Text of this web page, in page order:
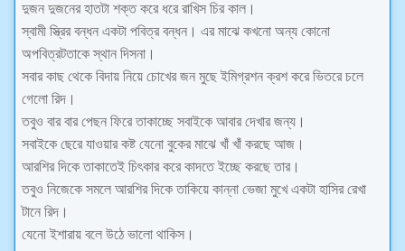
দুজন দুজনের হাতটা শক্ত করে ধরে রাখিস চির কাল।
স্বামী স্ত্রির বন্ধন একটা পবিত্র বন্ধন। এর মাঝে কখনো অন্য কোনো
অপবিত্রটতাকে স্থান দিসনা।
সবার কাছ থেকে বিদায় নিয়ে চোখের জন মুছে ইমিগ্রশন ক্রশ করে ভিতরে চলে
গেলো রিদ।
তবুও বার বার পেছন ফিরে তাকাচ্ছে সবাইকে আবার দেখার জন্য।
সবাইকে ছেরে যাওয়ার কষ্ট যেনো বুকের মাঝে খাঁ খাঁ করছে আজ।
আরশির দিকে তাকাতেই চিৎকার করে কাদতে ইচ্ছে করছে তার।
তবুও নিজেকে সমলে আরশির দিকে তাকিয়ে কান্না ভেজা মুখে একটা হাসির রেখা
টানে রিদ।
যেনো ইশারায় বলে উঠে ভালো থাকিস।